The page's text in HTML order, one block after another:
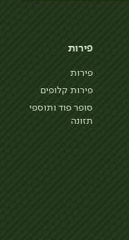
פירות
פירות
פירות קלופים
סופר פוד ותוספי
תזונה